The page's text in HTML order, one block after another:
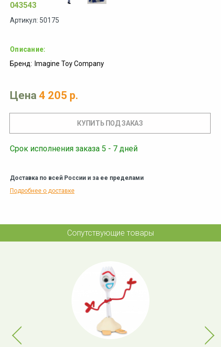
043543
Артикул: 50175
Описание:
Бренд: Imagine Toy Company
Цена 4 205 р.
Срок исполнения заказа 5 - 7 дней
Доставка по всей России и за ее пределами
Подробнее о доставке
Сопутствующие товары
Previous Next